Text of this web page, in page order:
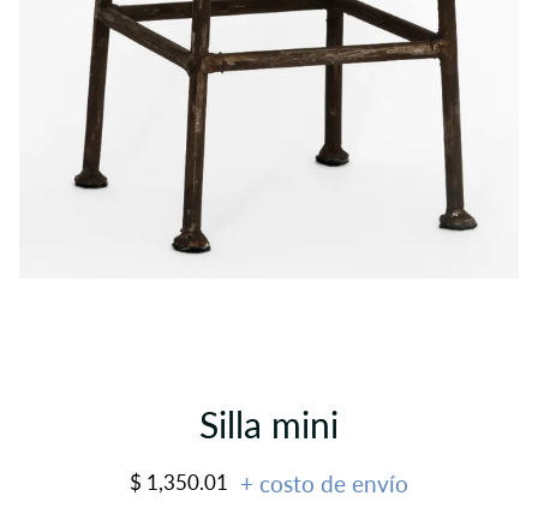
Silla mini
Precio
Precio
$ 1,350.01 + costo de envío